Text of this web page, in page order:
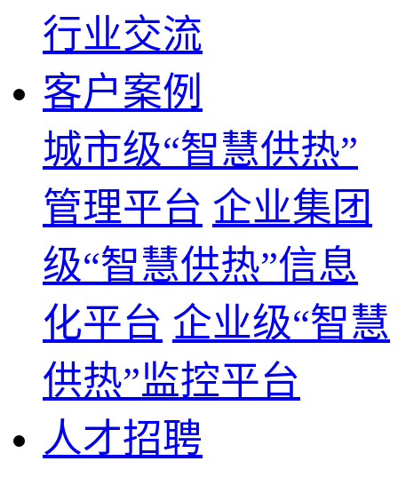
行业交流
客户案例
城市级“智慧供热”
管理平台 企业集团
级“智慧供热”信息
化平台 企业级“智慧
供热”监控平台
人才招聘